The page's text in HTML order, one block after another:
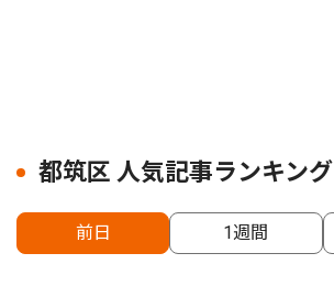
都筑区 人気記事ランキング
前日 1週間